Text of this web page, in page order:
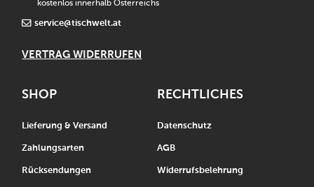
kostenlos innerhalb Österreichs
service@tischwelt.at
VERTRAG WIDERRUFEN
SHOP
Lieferung & Versand
Zahlungsarten
Rücksendungen
RECHTLICHES
Datenschutz
AGB
Widerrufsbelehrung